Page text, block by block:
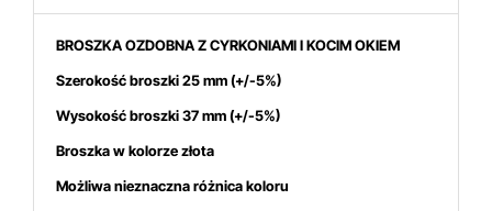
BROSZKA OZDOBNA Z CYRKONIAMI I KOCIM OKIEM
Szerokość broszki 25 mm(+/-5%)
Wysokość broszki 37mm (+/-5%)
Broszka w kolorze złota
Możliwa nieznaczna różnica koloru